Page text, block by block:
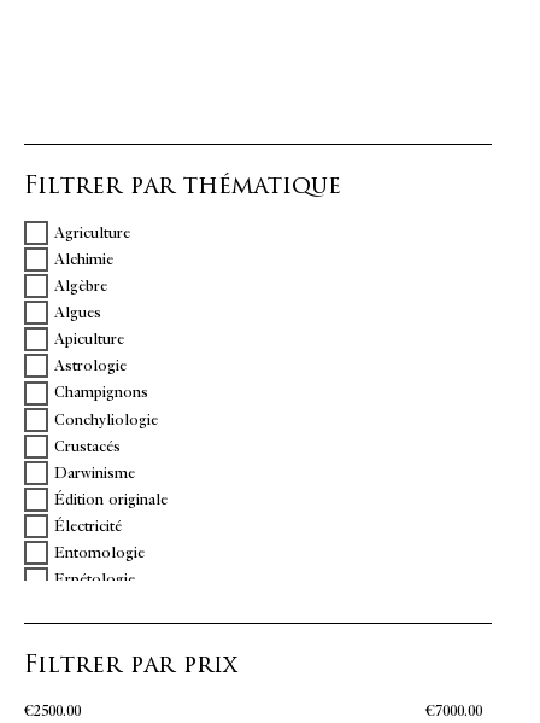
Filtrer par thématique
Agriculture
Alchimie
Algèbre
Algues
Apiculture
Astrologie
Champignons
Conchyliologie
Crustacés
Darwinisme
Édition originale
Électricité
Entomologie
Erpétologie
Géométrie
Hydraulique
Filtrer par prix
€2500.00 €7000.00